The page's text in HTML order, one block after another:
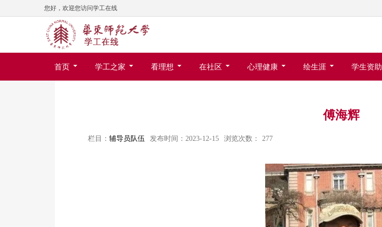
您好，欢迎您访问学工在线
首页 学工之家 看理想 在社区 心理健康 绘生涯 学生资助
傅海辉
栏目： 辅导员队伍 发布时间：2023-12-15 浏览次数： 277